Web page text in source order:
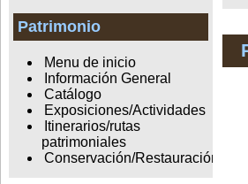
Patrimonio
Menu de inicio
Información General
Catálogo
Exposiciones/Actividades
Itinerarios/rutas
patrimoniales
Conservación/Restauración